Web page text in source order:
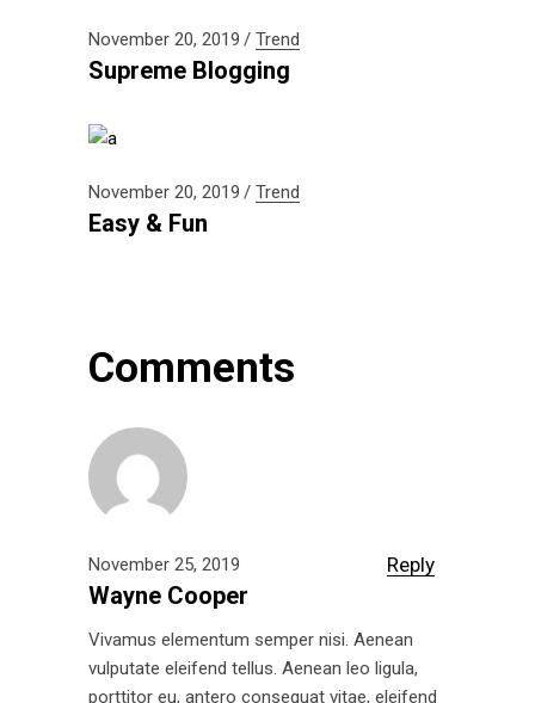
November 20, 2019 Trend
Supreme Blogging
November 20, 2019 Trend
Easy & Fun
Comments
November 25, 2019 Reply
Wayne Cooper
Vivamus elementum semper nisi. Aenean
vulputate eleifend tellus. Aenean leo ligula,
porttitor eu, antero consequat vitae, eleifend